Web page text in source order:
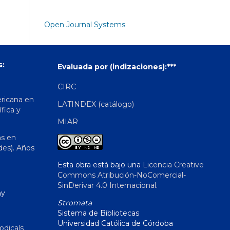
Open Journal Systems
en
y
en
Años
Evaluada por (indizaciones):***
CIRC
LATINDEX (catálogo)
MIAR
Esta obra está bajo una Licencia Creative
Commons Atribución-NoComercial-
SinDerivar 4.0 Internacional.
Stromata
Sistema de Bibliotecas
Universidad Católica de Córdoba